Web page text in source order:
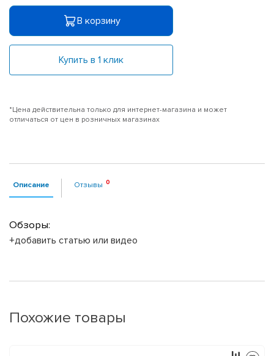
В корзину
Купить в 1 клик
*Цена действительна только для интернет-магазина и может
отличаться от цен в розничных магазинах
Описание Отзывы
Обзоры:
+добавить статью или видео
Похожие товары